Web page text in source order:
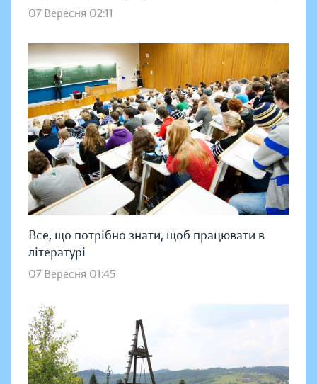
07 Вересня 02:11
Все, що потрібно знати, щоб працювати в
літературі
07 Вересня 01:45